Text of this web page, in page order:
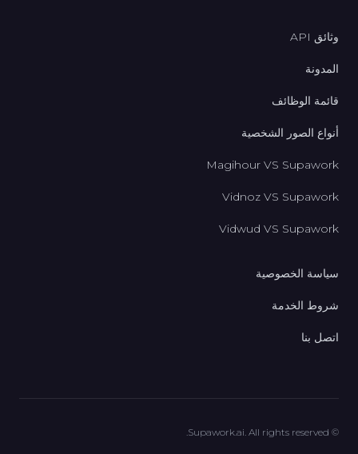
وثائق API
المدونة
قائمة الوظائف
أنواع الصور الشخصية
Magihour VS Supawork
Vidnoz VS Supawork
Vidwud VS Supawork
سياسة الخصوصية
شروط الخدمة
اتصل بنا
© Supawork.ai. All rights reserved.